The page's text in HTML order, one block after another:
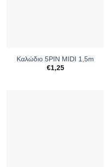
Καλώδιο 5PIN MIDI 1,5m
€1,25